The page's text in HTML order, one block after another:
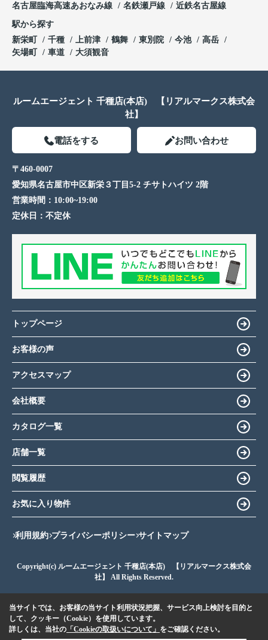
名古屋臨海高速あおなみ線
名鉄瀬戸線 近鉄名古屋線
駅から探す
新栄町
千種 上前津 鶴舞 東別院 今池
高岳
矢場町
車道 大須観音
ルームエージェント 千種店(本店) 【リアルマークス株式会
社】
電話をする お問い合わせ
〒460-0007
愛知県名古屋市中区新栄３丁目5-2 チサトハイツ 2階
営業時間： 10:00~19:00
定休日： 不定休
トップページ
お客様の声
アクセスマップ
会社概要
カタログ一覧
店舗一覧
閲覧履歴
お気に入り物件
利用規約 プライバシーポリシー サイトマップ
Copyright(c) ルームエージェント 千種店(本店) 【リアルマークス株式会
社】 All Rights Reserved.
当サイトでは、お客様の当サイト利用状況把握、サービス向上検討を目的と
して、クッキー（Cookie）を使用しています。
詳しくは、当社の 「Cookieの取扱いについて」 をご確認ください。